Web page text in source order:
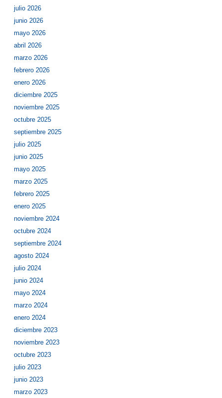
julio 2026
junio 2026
mayo 2026
abril 2026
marzo 2026
febrero 2026
enero 2026
diciembre 2025
noviembre 2025
octubre 2025
septiembre 2025
julio 2025
junio 2025
mayo 2025
marzo 2025
febrero 2025
enero 2025
noviembre 2024
octubre 2024
septiembre 2024
agosto 2024
julio 2024
junio 2024
mayo 2024
marzo 2024
enero 2024
diciembre 2023
noviembre 2023
octubre 2023
julio 2023
junio 2023
marzo 2023